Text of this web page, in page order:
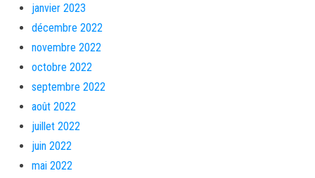
janvier 2023
décembre 2022
novembre 2022
octobre 2022
septembre 2022
août 2022
juillet 2022
juin 2022
mai 2022